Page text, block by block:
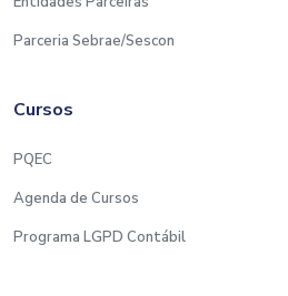
Parceria Sebrae/Sescon
Cursos
PQEC
Agenda de Cursos
Programa LGPD Contábil